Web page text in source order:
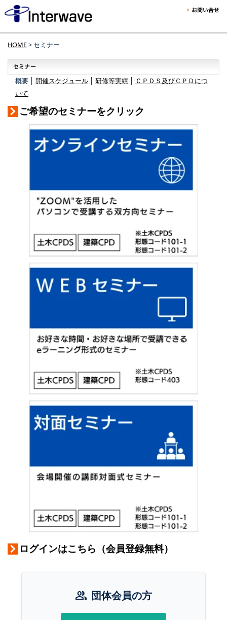
HOME> セミナー
概要 │ 開催スケジュール 研修等実績
ＣＰＤＳ及びＣＰＤにつ
いて
ご希望のセミナーをクリック
ログインはこちら（会員登録無料）
group 団体会員の方